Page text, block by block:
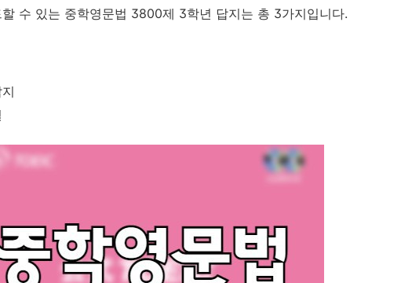
수 있는 중학영문법 3800제 3학년 답지는 총 3가지입니다.